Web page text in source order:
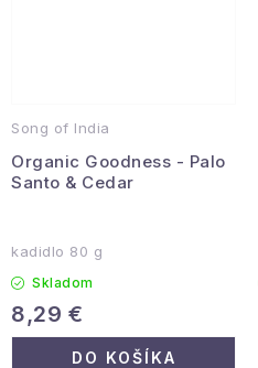
Song of India
Organic Goodness - Palo
Santo & Cedar
kadidlo 80 g
Skladom
8,29 €
DO KOŠÍKA